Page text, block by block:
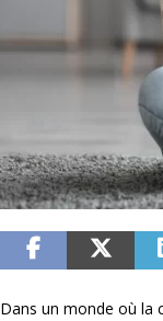
Dans un monde où la